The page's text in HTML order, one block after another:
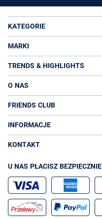
KATEGORIE
MARKI
TRENDS & HIGHLIGHTS
O NAS
FRIENDS CLUB
INFORMACJE
KONTAKT
U NAS PŁACISZ BEZPIECZNIE